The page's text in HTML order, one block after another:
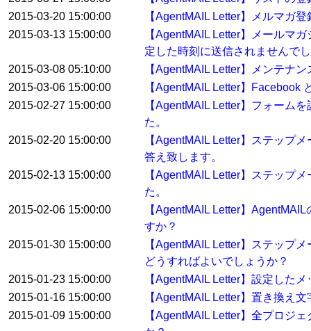
2015-03-20 15:00:00
【AgentMAIL Letter】メルマガ
2015-03-13 15:00:00
【AgentMAIL Letter】メールマ
定した時刻に送信されませんで
2015-03-08 05:10:00
【AgentMAIL Letter】メンテナ
2015-03-06 15:00:00
【AgentMAIL Letter】Facebook
2015-02-27 15:00:00
【AgentMAIL Letter】フォーム
た。
2015-02-20 15:00:00
【AgentMAIL Letter】ステップ
答え致します。
2015-02-13 15:00:00
【AgentMAIL Letter】ステップ
た。
2015-02-06 15:00:00
【AgentMAIL Letter】
すか？
2015-01-30 15:00:00
【AgentMAIL Letter】ステップ
どうすればよいでしょうか？
2015-01-23 15:00:00
【AgentMAIL Letter】設定した
2015-01-16 15:00:00
【AgentMAIL Letter】置き換え
2015-01-09 15:00:00
【AgentMAIL Letter】全プロジ